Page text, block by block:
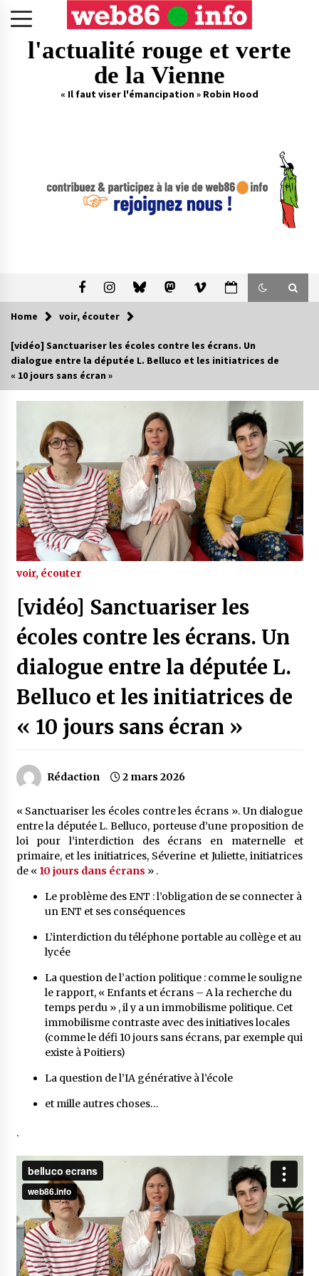
l'actualité rouge et verte
de la Vienne
« Il faut viser l'émancipation » Robin Hood
Home voir, écouter
[vidéo] Sanctuariser les écoles contre les écrans. Un
dialogue entre la députée L. Belluco et les initiatrices de
« 10 jours sans écran »
voir, écouter
[vidéo] Sanctuariser les
écoles contre les écrans. Un
dialogue entre la députée L.
Belluco et les initiatrices de
« 10 jours sans écran »
Rédaction 2 mars 2026
« Sanctuariser les écoles contre les écrans ». Un dialogue
entre la députée L. Belluco, porteuse d’une proposition de
loi pour l’interdiction des écrans en maternelle et
primaire, et les initiatrices, Séverine et Juliette, initiatrices
de « 10 jours dans écrans » .
Le problème des ENT : l’obligation de se connecter à
un ENT et ses conséquences
L’interdiction du téléphone portable au collège et au
lycée
La question de l’action politique : comme le souligne
le rapport, « Enfants et écrans – A la recherche du
temps perdu » , il y a un immobilisme politique. Cet
immobilisme contraste avec des initiatives locales
(comme le défi 10 jours sans écrans, par exemple qui
existe à Poitiers)
La question de l’IA générative à l’école
et mille autres choses…
.